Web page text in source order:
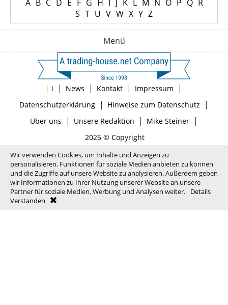
A B C D E F G H I J K L M N O P Q R
S T U V W X Y Z
Menü
| i | News | Kontakt | Impressum |
Datenschutzerklärung| Hinweise zum Datenschutz |
Über uns | Unsere Redaktion | Mike Steiner|
2026 © Copyright
Wir verwenden Cookies, um Inhalte und Anzeigen zu
personalisieren, Funktionen für soziale Medien anbieten zu können
und die Zugriffe auf unsere Website zu analysieren. Außerdem geben
wir Informationen zu Ihrer Nutzung unserer Website an unsere
Partner für soziale Medien, Werbung und Analysen weiter.
Details
Verstanden